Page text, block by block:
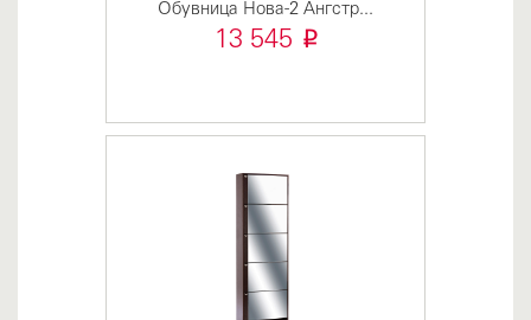
Обувница Нова-2 Ангстр...
13 545 i